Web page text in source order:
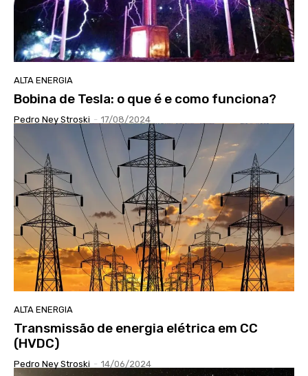
ALTA ENERGIA
Bobina de Tesla: o que é e como funciona?
Pedro Ney Stroski - 17/08/2024
ALTA ENERGIA
Transmissão de energia elétrica em CC
(HVDC)
Pedro Ney Stroski - 14/06/2024